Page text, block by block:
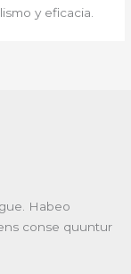
y eficacia.
Habeo
conse quuntur